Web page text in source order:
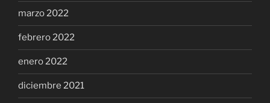
marzo 2022
febrero 2022
enero 2022
diciembre 2021